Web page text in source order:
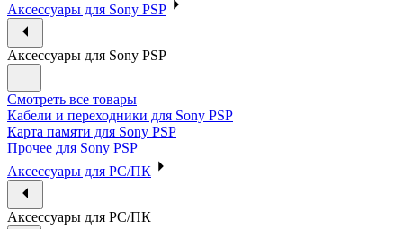
Аксессуары для Sony PSP
Аксессуары для Sony PSP
Смотреть все товары
Кабели и переходники для Sony PSP
Карта памяти для Sony PSP
Прочее для Sony PSP
Аксессуары для PC/ПК
Аксессуары для PC/ПК